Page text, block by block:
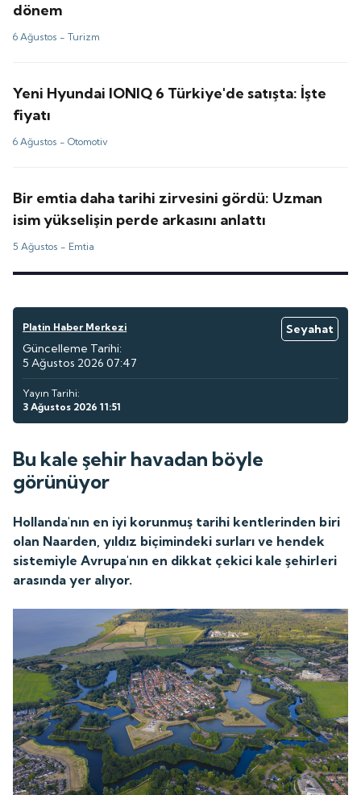
dönem
6 Ağustos -Turizm
Yeni Hyundai IONIQ 6 Türkiye'de satışta: İşte
fiyatı
6 Ağustos -Otomotiv
Bir emtia daha tarihi zirvesini gördü: Uzman
isim yükselişin perde arkasını anlattı
5 Ağustos - Emtia
Platin Haber Merkezi
Seyahat
Güncelleme Tarihi:
5 Ağustos 2026 07:47
Yayın Tarihi:
3 Ağustos 2026 11:51
Bu kale şehir havadan böyle
görünüyor
Hollanda'nın en iyi korunmuş tarihi kentlerinden biri
olan Naarden, yıldız biçimindeki surları ve hendek
sistemiyle Avrupa'nın en dikkat çekici kale şehirleri
arasında yer alıyor.